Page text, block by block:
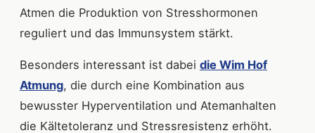
Atmen die Produktion von Stresshormonen
reguliert und das Immunsystem stärkt.
Besonders interessant ist dabei die Wim Hof
Atmung, die durch eine Kombination aus
bewusster Hyperventilation und Atemanhalten
die Kältetoleranz und Stressresistenz erhöht.